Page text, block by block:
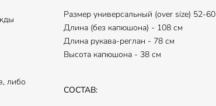
либо
Размер универсальный (over size) 52-60
Длина (без капюшона) - 108 см
Длина рукава-реглан - 78 см
Высота капюшона - 38 см
СОСТАВ: